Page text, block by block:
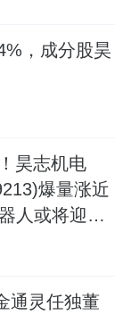
公司董事长
员工增持计
波提供的60
万元，同时
导致二人也
且公司发布
资金实际来
没收违法所
，成分股昊
昊志机电
爆量涨近
人或将迎
通灵任独董